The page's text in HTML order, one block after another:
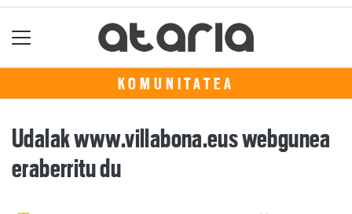
KOMUNITATEA
Udalak www.villabona.eus webgunea
eraberritu du